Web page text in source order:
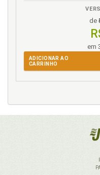
de
em
ADICIONAR AO
CARRINHO